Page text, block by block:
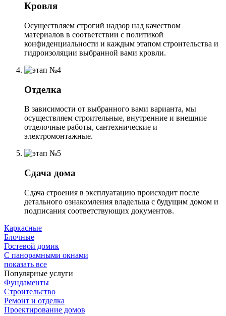
Кровля
Осуществляем строгий надзор над качеством
материалов в соответствии с политикой
конфиденциальности и каждым этапом строительства и
гидроизоляции выбранной вами кровли.
Отделка
В зависимости от выбранного вами варианта, мы
осуществляем строительные, внутренние и внешние
отделочные работы, сантехнические и
электромонтажные.
Сдача дома
Сдача строения в эксплуатацию происходит после
детального ознакомления владельца с будущим домом и
подписания соответствующих документов.
Каркасные
Блочные
Гостевой домик
С панорамными окнами
показать все
Популярные услуги
Фундаменты
Строительство
Ремонт и отделка
Проектирование домов